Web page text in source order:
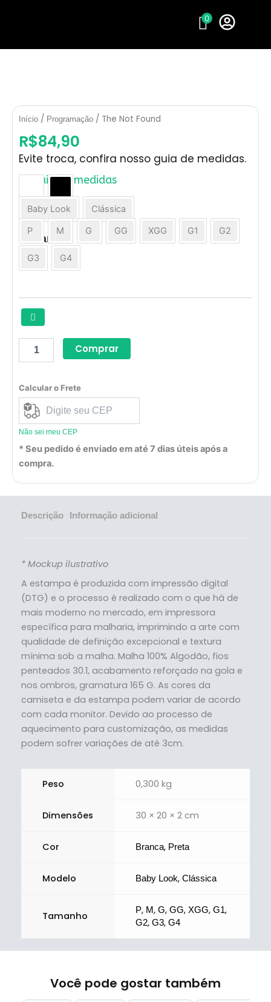
conteúdo
0
Início / Programação / The Not Found
R$84,90
Evite troca, confira nosso guia de medidas.
Guia de medidas
Cor
Modelo
Baby Look Clássica
Tamanho
P M G GG XGG G1 G2
G3 G4
Not
Found
quantidade
Comprar
Calcular o Frete
Não sei meu CEP
* Seu pedido é enviado em até 7 dias úteis após a
compra.
Descrição Informação adicional
* Mockup ilustrativo
A estampa é produzida com impressão digital
(DTG) e o processo é realizado com o que há de
mais moderno no mercado, em impressora
específica para malharia, imprimindo a arte com
qualidade de definição excepcional e textura
mínima sob a malha. Malha 100% Algodão, fios
penteados 30.1, acabamento reforçado na gola e
nos ombros, gramatura 165 G. As cores da
camiseta e da estampa podem variar de acordo
com cada monitor. Devido ao processo de
aquecimento para customização, as medidas
podem sofrer variações de até 3cm.
Peso 0,300 kg
Dimensões 30 × 20 × 2 cm
Cor Branca, Preta
Modelo Baby Look, Clássica
Tamanho P, M, G, GG, XGG, G1,
G2, G3, G4
Você pode gostar também